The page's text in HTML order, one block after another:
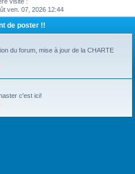
h
ven. 07, 2026 12:44
de poster !!
du forum, mise à jour de la CHARTE
c'est ici!